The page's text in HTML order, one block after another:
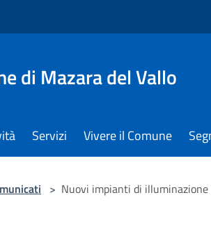
di Mazara del Vallo
Servizi Vivere il Comune
> Nuovi impianti di